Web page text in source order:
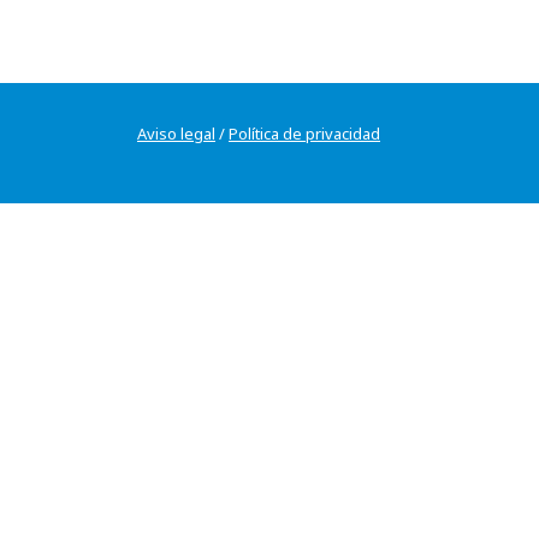
Aviso legal /Política de privacidad